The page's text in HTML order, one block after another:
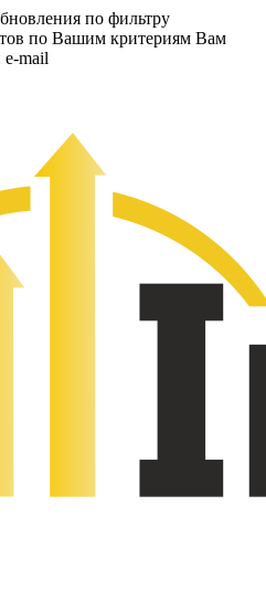
по фильтру
по Вашим критериям Вам
mail